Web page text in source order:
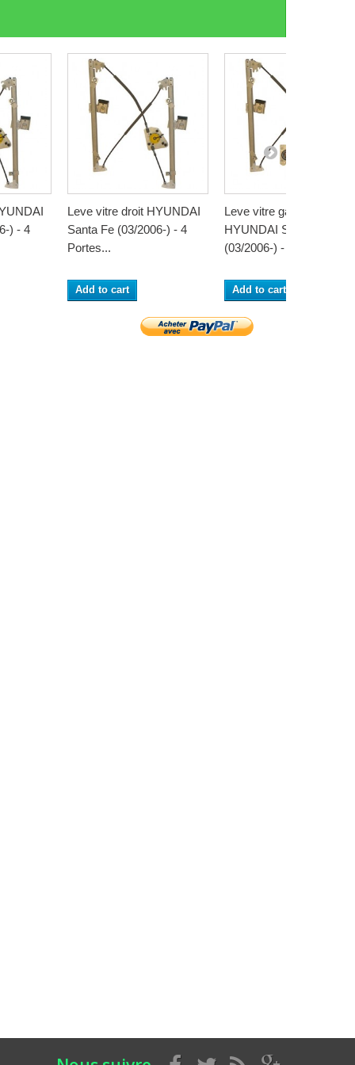
) - 4
Leve vitre droit HYUNDAI
Santa Fe (03/2006-) - 4
Portes...
Add to cart
Leve vitre gauche
HYUNDAI Santa Fe
(03/2006-) - 4...
Add to cart